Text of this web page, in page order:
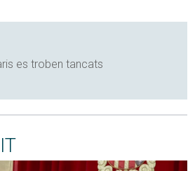
es troben tancats